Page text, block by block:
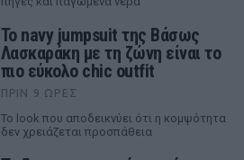
Το navy jumpsuit της Βάσως
Λασκαράκη με τη ζώνη είναι το
πιο εύκολο chic outfit
ΠΡΙΝ 9 ΏΡΕΣ
Το look που αποδεικνύει ότι η κομψότητα
δεν χρειάζεται προσπάθεια